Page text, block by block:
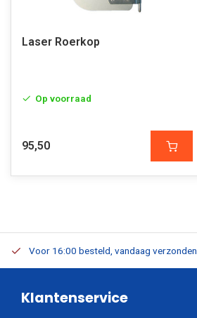
Laser Roerkop
Op voorraad
95,50
Voor 16:00 besteld, vandaag verzonden
Klantenservice